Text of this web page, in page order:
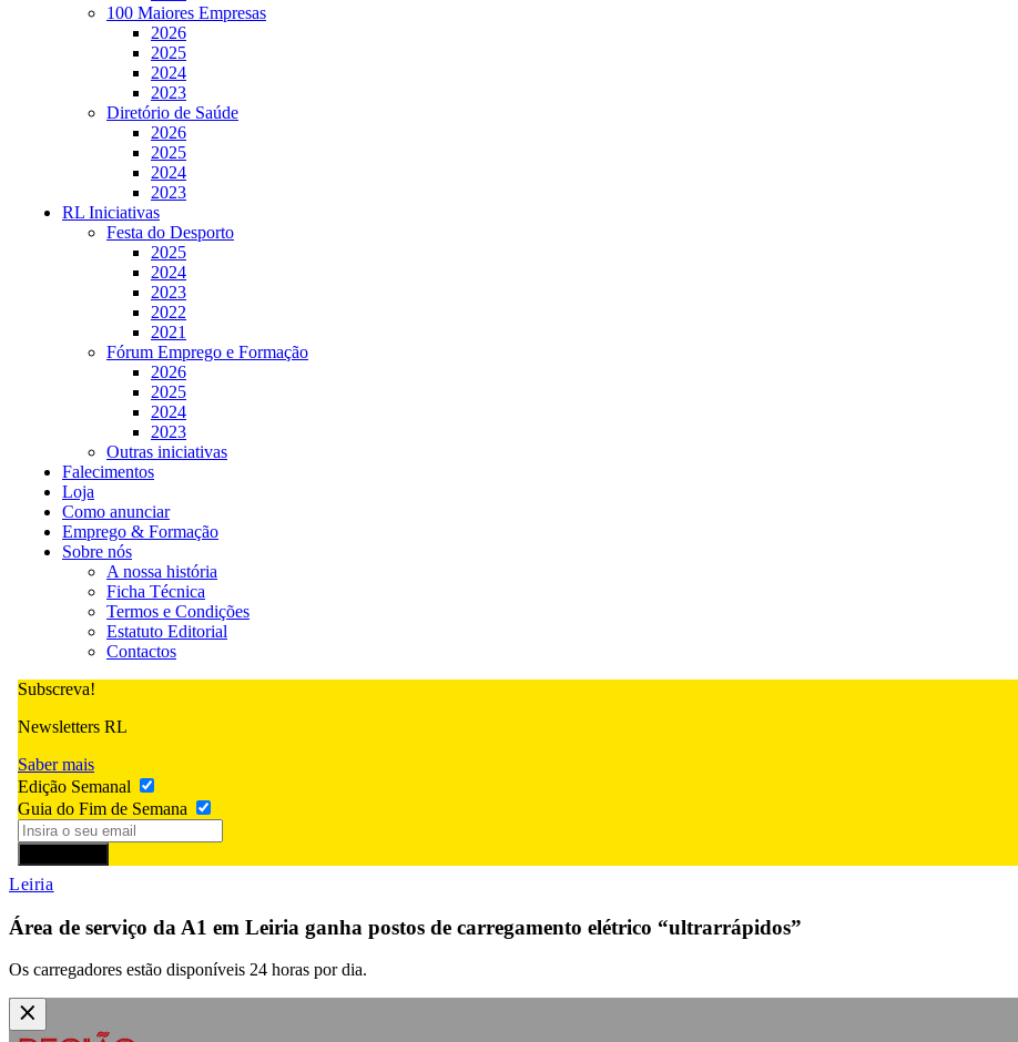
100 Maiores Empresas
2026
2025
2024
2023
Diretório de Saúde
2026
2025
2024
2023
RL Iniciativas
Festa do Desporto
2025
2024
2023
2022
2021
Fórum Emprego e Formação
2026
2025
2024
2023
Outras iniciativas
Falecimentos
Loja
Como anunciar
Emprego & Formação
Sobre nós
A nossa história
Ficha Técnica
Termos e Condições
Estatuto Editorial
Contactos
Subscreva!
Newsletters RL
Saber mais
Edição Semanal
Guia do Fim de Semana
Leiria
Área de serviço da A1 em Leiria ganha postos de carregamento elétrico “ultrarrápidos”
Os carregadores estão disponíveis 24 horas por dia.